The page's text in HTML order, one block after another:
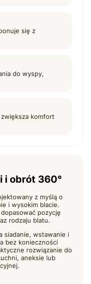
się z
do wyspy,
komfort
i obrót 360°
z myślą o
i wysokim blacie.
pozycję
rodzaju blatu.
siadanie, wstawanie i
bez konieczności
rozwiązanie do
aneksie lub